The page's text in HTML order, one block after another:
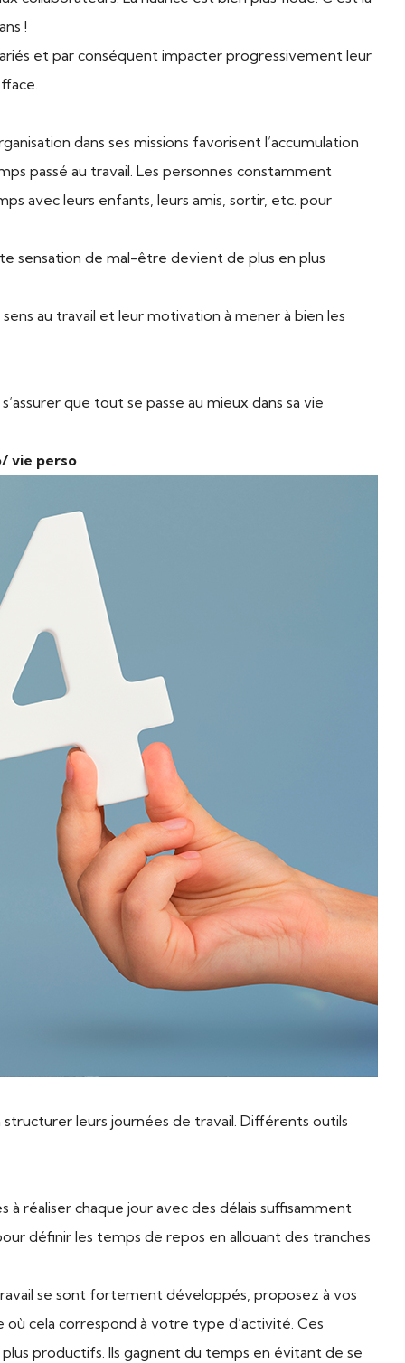
!
et par conséquent impacter progressivement leur
dans ses missions favorisent l’accumulation
passé au travail. Les personnes constamment
avec leurs enfants, leurs amis, sortir, etc. pour
sensation de mal-être devient de plus en plus
au travail et leur motivation à mener à bien les
que tout se passe au mieux dans sa vie
vie perso
leurs journées de travail. Différents outils
réaliser chaque jour avec des délais suffisamment
définir les temps de repos en allouant des tranches
se sont fortement développés, proposez à vos
cela correspond à votre type d’activité. Ces
productifs. Ils gagnent du temps en évitant de se